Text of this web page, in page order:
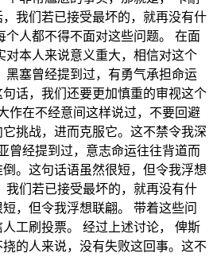
我们若已接受最坏的，就再没有什
个人都不得不面对这些问题。 在面
对本人来说意义重大，相信对这个
黑塞曾经提到过，有勇气承担命运
话，我们还要更加慎重的审视这个
作在不经意间这样说过，不要回避
挑战，进而克服它。这不禁令我深
曾经提到过，意志命运往往背道而
。这句话语虽然很短，但令我浮想
我们若已接受最坏的，就再没有什
，但令我浮想联翩。 带着这些问
工刷投票。 经过上述讨论， 俾斯
的人来说，没有失败这回事。这不